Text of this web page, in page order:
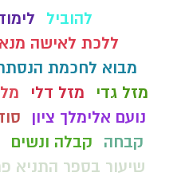
להוביל
ללכת לאישה
מבוא לחכמת
מזל גדי
מזל דלי
נועם אלימלך ציון
קבחה
קבלה ונשים
שיעור בספר התניא